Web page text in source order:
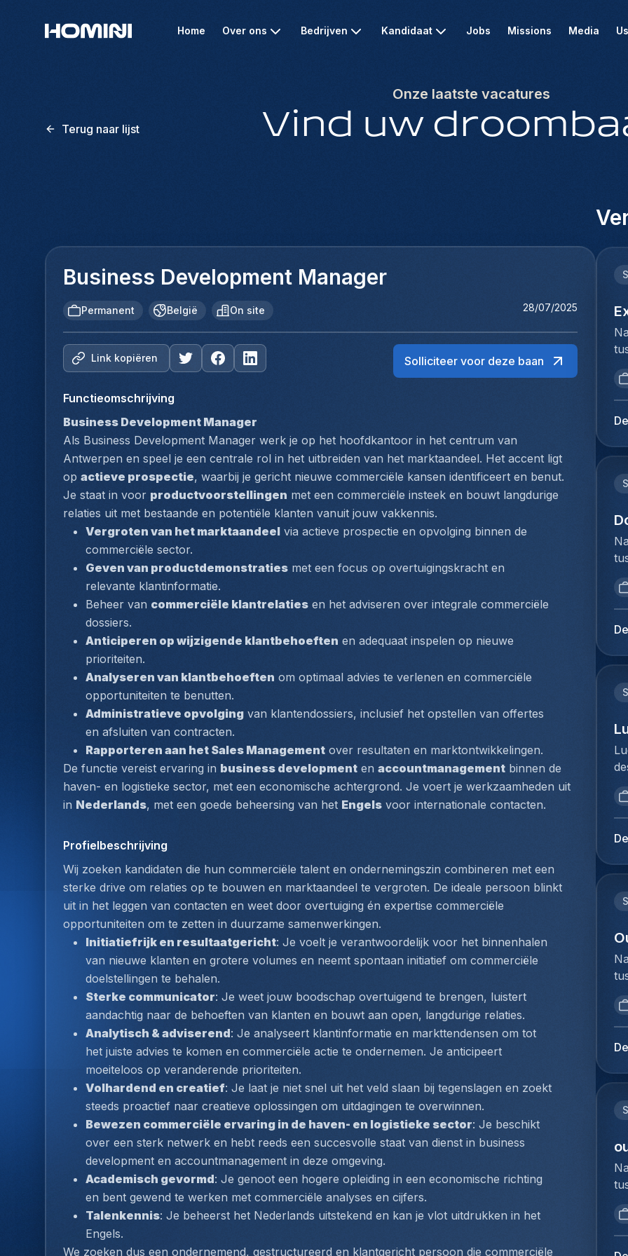
Home Over ons Bedrijven Kandidaat Jobs Missions Media
Onze laatste vacatures
Vind uw
Terug naar lijst
Business Development Manager
Permanent België On site 28/07/2025
Link kopiëren Solliciteer voor deze baan
Functieomschrijving
Business Development Manager
Als Business Development Manager werk je op het hoofdkantoor in het centrum van
Antwerpen en speel je een centrale rol in het uitbreiden van het marktaandeel. Het accent ligt
op actieve prospectie, waarbij je gericht nieuwe commerciële kansen identificeert en benut.
Je staat in voor productvoorstellingen met een commerciële insteek en bouwt langdurige
relaties uit met bestaande en potentiële klanten vanuit jouw vakkennis.
Vergroten van het marktaandeel via actieve prospectie en opvolging binnen de
commerciële sector.
Geven van productdemonstraties met een focus op overtuigingskracht en
relevante klantinformatie.
Beheer van commerciële klantrelaties en het adviseren over integrale commerciële
dossiers.
Anticiperen op wijzigende klantbehoeften en adequaat inspelen op nieuwe
prioriteiten.
Analyseren van klantbehoeften om optimaal advies te verlenen en commerciële
opportuniteiten te benutten.
Administratieve opvolging van klantendossiers, inclusief het opstellen van offertes
en afsluiten van contracten.
Rapporteren aan het Sales Management over resultaten en marktontwikkelingen.
De functie vereist ervaring in business development en accountmanagement binnen de
haven- en logistieke sector, met een economische achtergrond. Je voert je werkzaamheden uit
in Nederlands, met een goede beheersing van het Engels voor internationale contacten.
Profielbeschrijving
Wij zoeken kandidaten die hun commerciële talent en ondernemingszin combineren met een
sterke drive om relaties op te bouwen en marktaandeel te vergroten. De ideale persoon blinkt
uit in het leggen van contacten en weet door overtuiging én expertise commerciële
opportuniteiten om te zetten in duurzame samenwerkingen.
Initiatiefrijk en resultaatgericht: Je voelt je verantwoordelijk voor het binnenhalen
van nieuwe klanten en grotere volumes en neemt spontaan initiatief om commerciële
doelstellingen te behalen.
Sterke communicator: Je weet jouw boodschap overtuigend te brengen, luistert
aandachtig naar de behoeften van klanten en bouwt aan open, langdurige relaties.
Analytisch & adviserend: Je analyseert klantinformatie en markttendensen om tot
het juiste advies te komen en commerciële actie te ondernemen. Je anticipeert
moeiteloos op veranderende prioriteiten.
Volhardend en creatief: Je laat je niet snel uit het veld slaan bij tegenslagen en zoekt
steeds proactief naar creatieve oplossingen om uitdagingen te overwinnen.
Bewezen commerciële ervaring in de haven- en logistieke sector: Je beschikt
over een sterk netwerk en hebt reeds een succesvolle staat van dienst in business
development en accountmanagement in deze omgeving.
Academisch gevormd: Je genoot een hogere opleiding in een economische richting
en bent gewend te werken met commerciële analyses en cijfers.
Talenkennis: Je beheerst het Nederlands uitstekend en kan je vlot uitdrukken in het
Engels.
We zoeken dus een ondernemend, gestructureerd en klantgericht persoon die commerciële